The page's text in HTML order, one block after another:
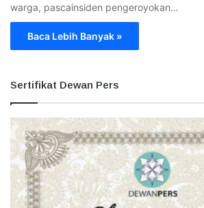
warga, pascainsiden pengeroyokan…
Baca Lebih Banyak »
Sertifikat Dewan Pers